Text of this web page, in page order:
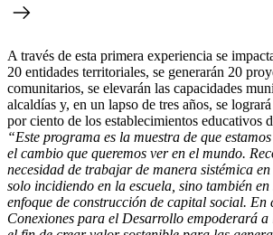
A través de esta primera experiencia se
20 entidades territoriales, se generarán 20
comunitarios, se elevarán las capacidades
alcaldías y, en un lapso de tres años, se
por ciento de los establecimientos educativos
“Este programa es la muestra de que
el cambio que queremos ver en el mundo.
necesidad de trabajar de manera sistémica
solo incidiendo en la escuela, sino también
enfoque de construcción de capital social. En
Conexiones para el Desarrollo empoderará a